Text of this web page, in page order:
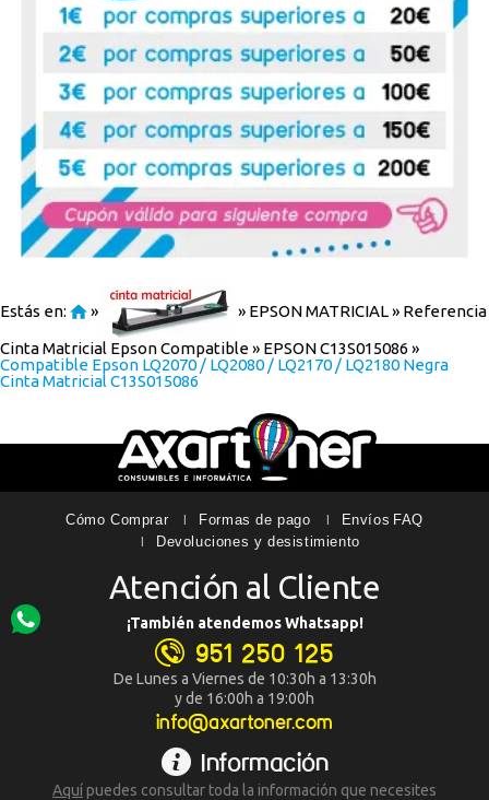
Recomendaría su compra:Si
Salim 14. 07. 2018
Ningun tipo de problema, repetire.
Recomendaría su compra:Si
Katty 15. 11. 2016
Recibido muy rápidamente.
Riki 19. 07. 2016
Muy bien todo. servicio rápido
11. 03. 2016
Perfectos como siempre! gracias
Recomendaría su compra:Si
Ruben 12. 05. 2015
Recomendaría su compra: Si
Estás en: » » EPSON MATRICIAL» Referencia
Cinta Matricial Epson Compatible» EPSON C13S015086 »
Compatible Epson LQ2070 / LQ2080 / LQ2170 / LQ2180 Negra
Cinta Matricial C13S015086
Cómo Comprar Formas de pago Envíos FAQ
Devoluciones y desistimiento
Atención al Cliente
¡También atendemos Whatsapp!
951 250 125
De Lunes a Viernes de 10:30h a 13:30h
y de 16:00h a 19:00h
info@axartoner.com
Información
Aquípuedes consultar toda la información que necesites